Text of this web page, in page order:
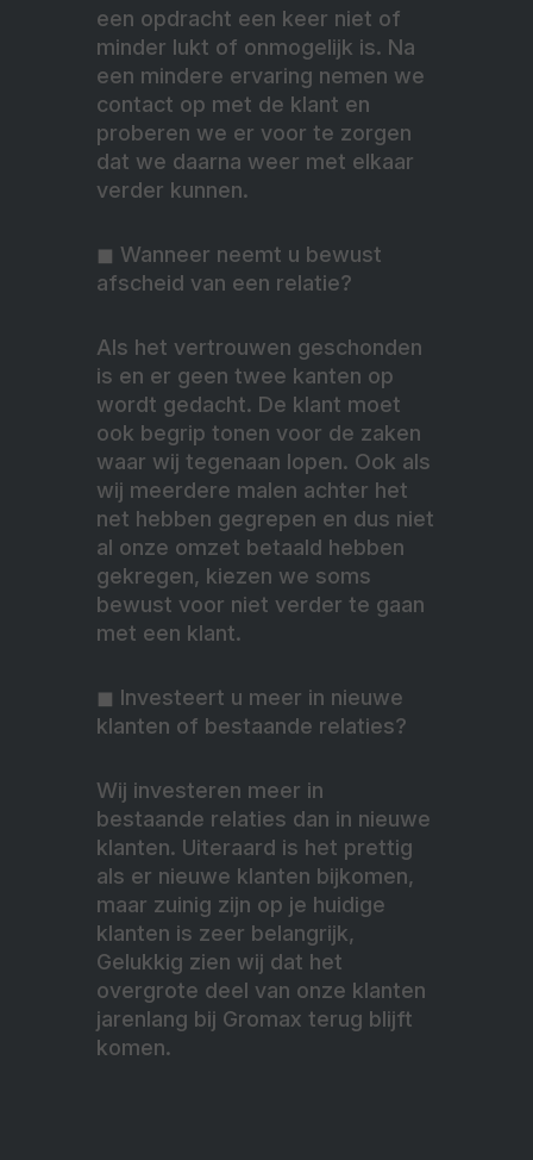
een opdracht een keer niet of
minder lukt of onmogelijk is. Na
een mindere ervaring nemen we
contact op met de klant en
proberen we er voor te zorgen
dat we daarna weer met elkaar
verder kunnen.
◼︎ Wanneer neemt u bewust
afscheid van een relatie?
Als het vertrouwen geschonden
is en er geen twee kanten op
wordt gedacht. De klant moet
ook begrip tonen voor de zaken
waar wij tegenaan lopen. Ook als
wij meerdere malen achter het
net hebben gegrepen en dus niet
al onze omzet betaald hebben
gekregen, kiezen we soms
bewust voor niet verder te gaan
met een klant.
◼︎ Investeert u meer in nieuwe
klanten of bestaande relaties?
Wij investeren meer in
bestaande relaties dan in nieuwe
klanten. Uiteraard is het prettig
als er nieuwe klanten bijkomen,
maar zuinig zijn op je huidige
klanten is zeer belangrijk,
Gelukkig zien wij dat het
overgrote deel van onze klanten
jarenlang bij Gromax terug blijft
komen.